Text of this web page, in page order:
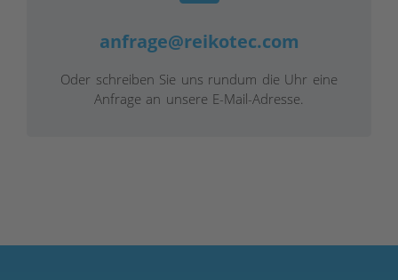
anfrage@reikotec.com
Oder schreiben Sie uns rundum die Uhr eine
Anfrage an unsere E-Mail-Adresse.